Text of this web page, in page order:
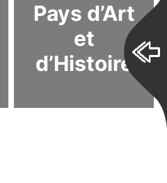
Pays d’Art
et
d’Histoire